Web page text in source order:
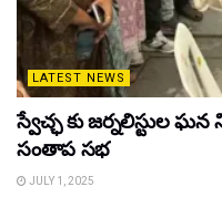
LATEST NEWS
స్వేచ్ఛ కు జర్నలిస్టుల
సంతాప సభ
JULY 1, 2025